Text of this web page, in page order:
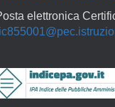
elettronica